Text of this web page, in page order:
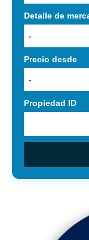
Detalle de
-
Precio desde
-
Propiedad ID